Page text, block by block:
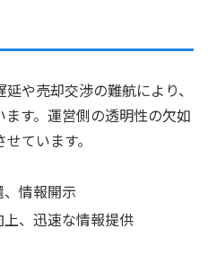
や売却交渉の難航により、
す。運営側の透明性の欠如
ています。
、情報開示
上、迅速な情報提供